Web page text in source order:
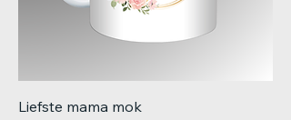
Liefste mama mok